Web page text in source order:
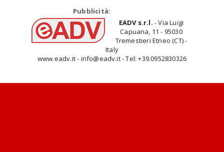
Pubblicità:
EADV s.r.l. - Via Luigi
Capuana, 11 - 95030
Tremestieri Etneo (CT) -
Italy
www.eadv.it - info@eadv.it - Tel: +39.0952830326